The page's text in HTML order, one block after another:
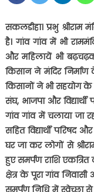
सकलडीहा। प्रभु श्रीराम
है। गांव गांव में भी
और महिलायें भी
किसान ने मंदिर
किसानों ने भी सहयोग के
संघ, भाजपा और
गांव गांव में चलाया जा
सहित विद्यार्थी परिषद
घर जा कर लोगों से
हुए समर्पण राशि
क्षेत्र के पूरा गांव